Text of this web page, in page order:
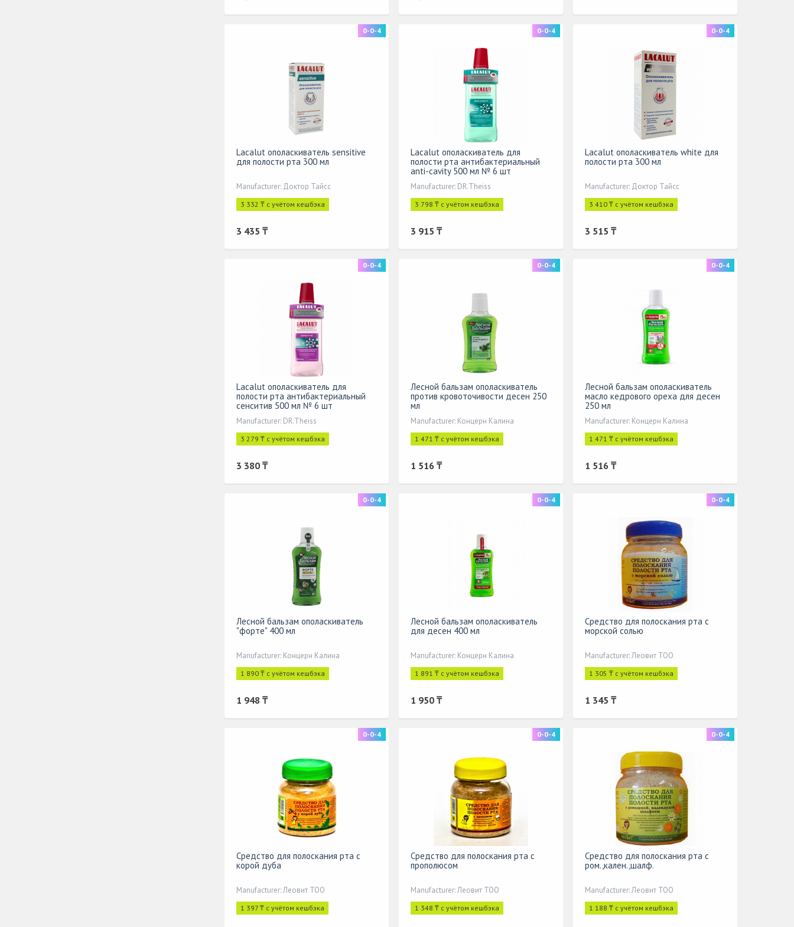
0-0-4
Lacalut ополаскиватель sensitive
для полости рта 300 мл
Manufacturer: Доктор Тайсс
3 332 ₸ с учётом кешбэка
3 435 ₸
0-0-4
Lacalut ополаскиватель для
полости рта антибактериальный
anti-cavity 500 мл № 6 шт
Manufacturer: DR.Theiss
3 798 ₸ с учётом кешбэка
3 915 ₸
0-0-4
Lacalut ополаскиватель white для
полости рта 300 мл
Manufacturer: Доктор Тайсс
3 410 ₸ с учётом кешбэка
3 515 ₸
0-0-4
Lacalut ополаскиватель для
полости рта антибактериальный
сенситив 500 мл № 6 шт
Manufacturer: DR.Theiss
3 279 ₸ с учётом кешбэка
3 380 ₸
0-0-4
Лесной бальзам ополаскиватель
против кровоточивости десен 250
мл
Manufacturer: Концерн Калина
1 471 ₸ с учётом кешбэка
1 516 ₸
0-0-4
Лесной бальзам ополаскиватель
масло кедрового ореха для десен
250 мл
Manufacturer: Концерн Калина
1 471 ₸ с учётом кешбэка
1 516 ₸
0-0-4
Лесной бальзам ополаскиватель
"форте" 400 мл
Manufacturer: Концерн Калина
1 890 ₸ с учётом кешбэка
1 948 ₸
0-0-4
Лесной бальзам ополаскиватель
для десен 400 мл
Manufacturer: Концерн Калина
1 891 ₸ с учётом кешбэка
1 950 ₸
0-0-4
Средство для полоскания рта с
морской солью
Manufacturer: Леовит ТОО
1 305 ₸ с учётом кешбэка
1 345 ₸
0-0-4
Средство для полоскания рта с
корой дуба
Manufacturer: Леовит ТОО
1 397 ₸ с учётом кешбэка
0-0-4
Средство для полоскания рта с
прополюсом
Manufacturer: Леовит ТОО
1 348 ₸ с учётом кешбэка
0-0-4
Средство для полоскания рта с
ром.,кален.,шалф.
Manufacturer: Леовит ТОО
1 188 ₸ с учётом кешбэка